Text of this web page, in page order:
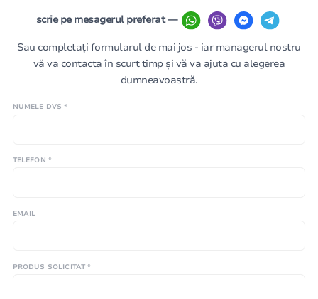
scrie pe mesagerul preferat —
Sau completați formularul de mai jos - iar managerul nostru
vă va contacta în scurt timp și vă va ajuta cu alegerea
dumneavoastră.
NUMELE DVS *
TELEFON *
EMAIL
PRODUS SOLICITAT *